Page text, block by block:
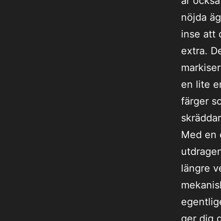
nöjda
inse att
extra.
en lite
färger
Med en
längre
ger dig